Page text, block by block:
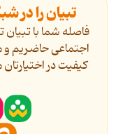
تبیان را در
فاصله شما با
اجتماعی حاضریم و
کیفیت در